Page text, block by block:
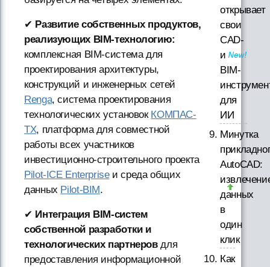
✔ Развитие собственных продуктов,
реализующих BIM-технологию:
комплексная BIM-система для
проектирования архитектуры,
конструкций и инженерных сетей
Renga, система проектирования
технологических установок КОМПАС-
TX, платформа для совместной
работы всех участников
инвестиционно-строительного проекта
Pilot-ICE Enterpriseи среда общих
данных Pilot-BIM.
✔ Интеграция BIM-систем
собственной разработки и
технологических партнеровдля
предоставления информационной
открывает
свои
CAD-
и
BIM-
для
ИИ
Минутка
AutoCAD:
данных
в
один
клик
Как